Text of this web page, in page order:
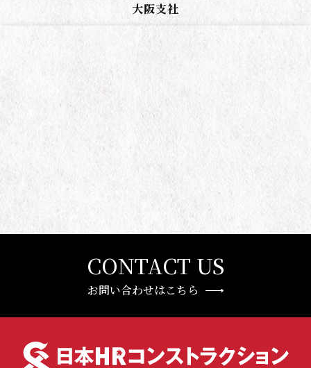
大阪支社
CONTACT US
お問い合わせはこちら